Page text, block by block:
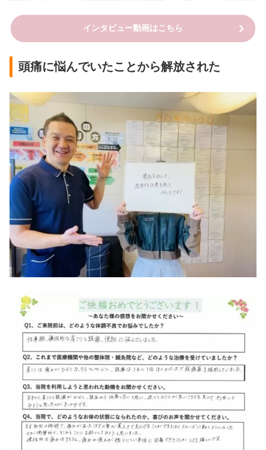
インタビュー動画はこちら
頭痛に悩んでいたことから解放された